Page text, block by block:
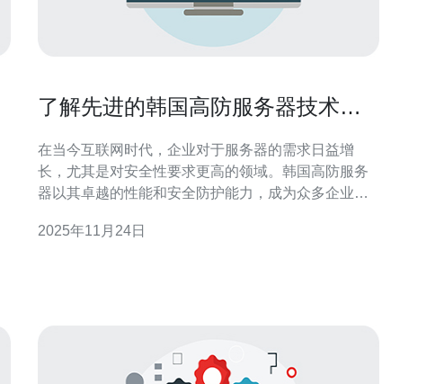
了解先进的韩国高防服务器技术及
在当今互联网时代，企业对于服务器的需求日益增
长，尤其是对安全性要求更高的领域。韩国高防服务
器以其卓越的性能和安全防护能力，成为众多企业的
是最安全的防护，韩国高防服务器都能满足不同用户
2025年11月24日